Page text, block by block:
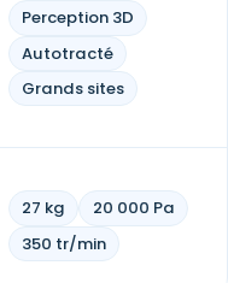
Perception 3D
Autotracté
Grands sites
27 kg
20 000 Pa
350 tr/min